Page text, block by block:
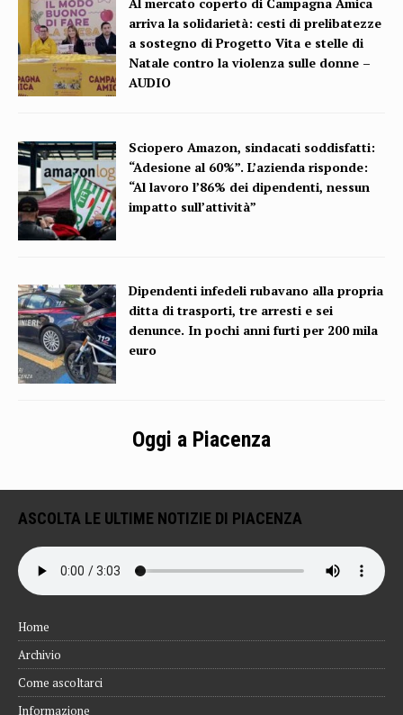
arriva la solidarietà: cesti di prelibatezze
a sostegno di Progetto Vita e stelle di
Natale contro la violenza sulle donne –
AUDIO
Sciopero Amazon, sindacati soddisfatti:
“Adesione al 60%”. L’azienda risponde:
“Al lavoro l’86% dei dipendenti, nessun
impatto sull’attività”
Dipendenti infedeli rubavano alla propria
ditta di trasporti, tre arresti e sei
denunce. In pochi anni furti per 200 mila
euro
Oggi a Piacenza
ASCOLTA LE ULTIME NOTIZIE DI PIACENZA
Home
Archivio
Come ascoltarci
Informazione